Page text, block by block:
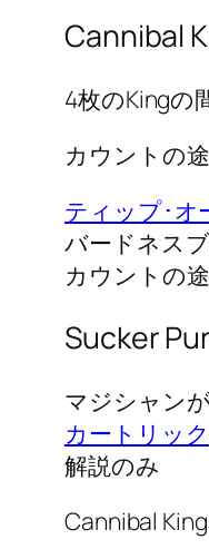
Cannibal
4枚のKingの
カウントの
ティップ･オ
バードネス
カウントの
Sucker
マジシャン
カートリック
解説のみ
Cannibal